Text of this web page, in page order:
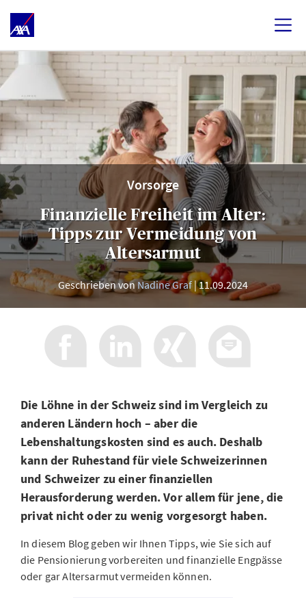
Vorsorge
Finanzielle Freiheit im Alter:
Tipps zur Vermeidung von
Altersarmut
Geschrieben vonNadine Graf 11.09.2024
Die Löhne in der Schweiz sind im Vergleich zu
anderen Ländern hoch – aber die
Lebenshaltungskosten sind es auch. Deshalb
kann der Ruhestand für viele Schweizerinnen
und Schweizer zu einer finanziellen
Herausforderung werden. Vor allem für jene, die
privat nicht oder zu wenig vorgesorgt haben.
In diesem Blog geben wir Ihnen Tipps, wie Sie sich auf
die Pensionierung vorbereiten und finanzielle Engpässe
oder gar Altersarmut vermeiden können.